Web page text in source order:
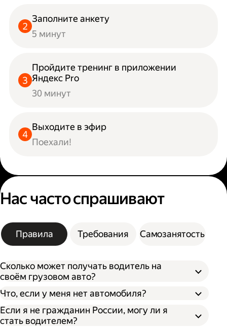
Заполните анкету
5 минут
Пройдите тренинг в приложении
Яндекс Pro
30 минут
Выходите в эфир
Поехали!
Нас часто спрашивают
Правила Требования Самозанятость
Сколько может получать водитель на
своём грузовом авто?
Что, если у меня нет автомобиля?
Если я не гражданин России, могу ли я
стать водителем?